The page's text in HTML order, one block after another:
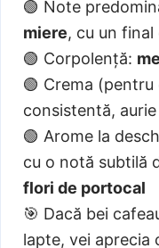
🟢 Note
miere, cu un
🟢 Corpolență:
🟢 Crema (pentru
consistentă, aurie
🟢 Arome la
cu o notă subtilă
flori de portocal
🎯 Dacă bei
lapte, vei aprecia